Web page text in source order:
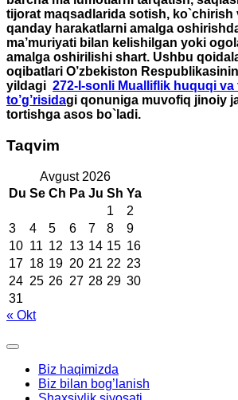
tijorat maqsadlarida sotish, ko`chirish
qanday harakatlarni amalga
ma’muriyati bilan kelishilgan yoki
amalga oshirilishi shart. Ushbu
oqibatlari O’zbekiston
yildagi 272-I-sonli Mualliflik huquqi
to’g’risidagi qonuniga muvofiq jinoiy
tortishga asos bo`ladi.
Taqvim
Avgust 2026
Du Se Ch Pa Ju Sh Ya
1
2
3
4 5 6 7 8
9
10 11 12 13 14 15 16
17 18 19 20 21 22 23
24 25 26 27 28 29 30
31
« Okt
Biz haqimizda
Biz bilan bog’lanish